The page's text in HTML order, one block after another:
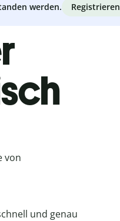
werden. Registrieren
von
und genau